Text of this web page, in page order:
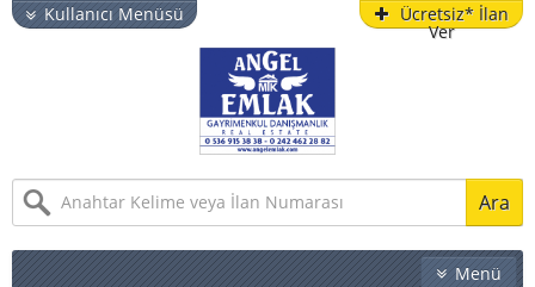
Kullanıcı Menüsü Ücretsiz* İlan
Ver
Ara
Menü
EMLAK